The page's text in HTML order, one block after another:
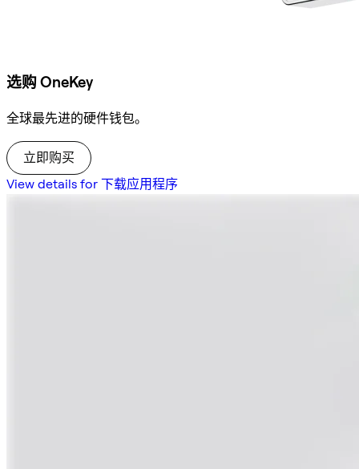
选购 OneKey
全球最先进的硬件钱包。
立即购买
View details for 下载应用程序